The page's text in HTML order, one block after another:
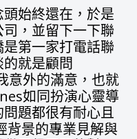
始終還在，於是
，並留下一下聯
第一家打電話聯
就是顧問
意外的滿意，也就
如同扮演心靈導
題都很有耐心且
背景的專業見解與